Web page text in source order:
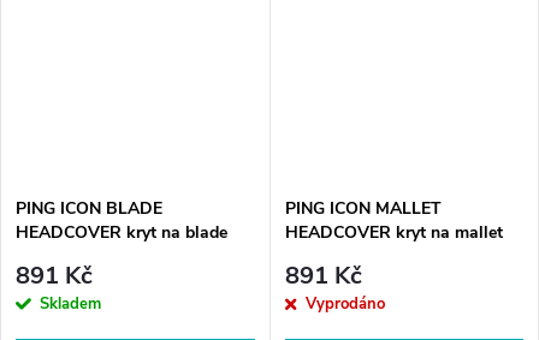
PING ICON BLADE
HEADCOVER kryt na blade
891 Kč
Skladem
PING ICON MALLET
HEADCOVER kryt na mallet
891 Kč
Vyprodáno